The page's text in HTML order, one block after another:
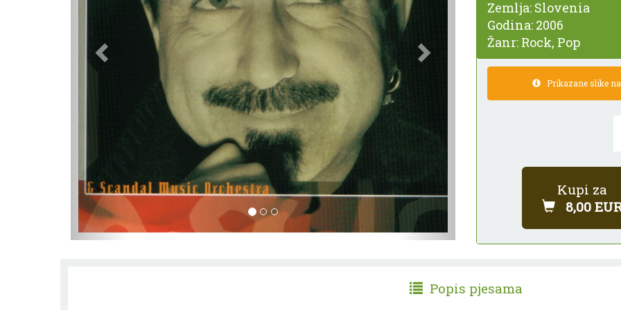
Zemlja: Slovenia
Godina: 2006
Žanr: Rock, Pop
Prikazane slike
Kupi za
8,00
Popis pjesama